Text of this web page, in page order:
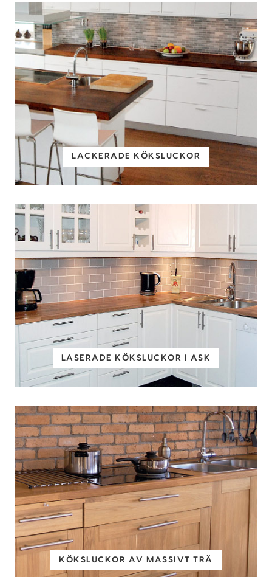
LACKERADE KÖKSLUCKOR
LASERADE KÖKSLUCKOR I ASK
KÖKSLUCKOR AV MASSIVT TRÄ